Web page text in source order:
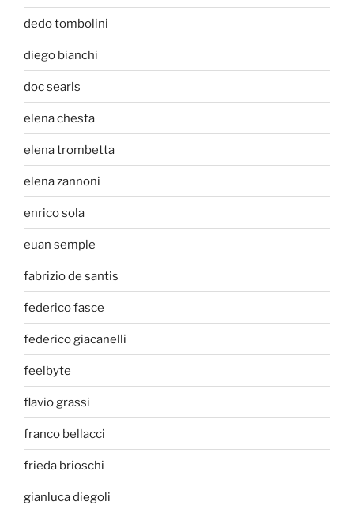
dedo tombolini
diego bianchi
doc searls
elena chesta
elena trombetta
elena zannoni
enrico sola
euan semple
fabrizio de santis
federico fasce
federico giacanelli
feelbyte
flavio grassi
franco bellacci
frieda brioschi
gianluca diegoli